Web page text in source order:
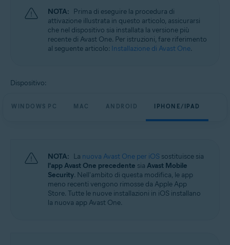
Avast One
Sistemi operativi:
NOTA: Prima di eseguire la procedura di
attivazione illustrata in questo articolo, assicurarsi
che nel dispositivo sia installata la versione più
recente di Avast One. Per istruzioni, fare riferimento
al seguente articolo: Installazione di Avast One.
Dispositivo:
WINDOWS PC MAC ANDROID IPHONE/IPAD
NOTA: La nuova Avast One per iOS sostituisce sia
l'app Avast One precedente sia Avast Mobile
Security. Nell'ambito di questa modifica, le app
meno recenti vengono rimosse da Apple App
Store. Tutte le nuove installazioni in iOS installano
la nuova app Avast One.